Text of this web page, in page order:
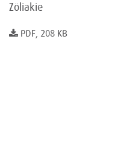
Zöliakie
PDF, 208 KB